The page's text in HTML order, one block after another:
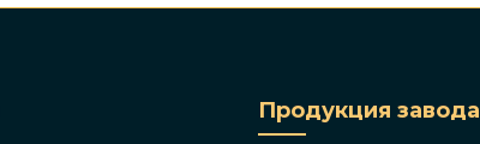
Продукция завода